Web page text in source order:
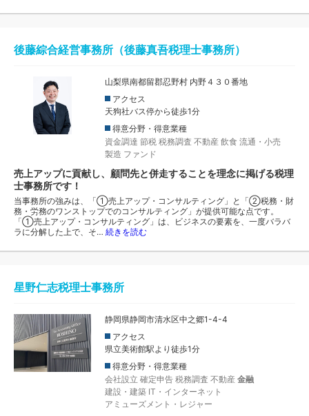
後藤綜合経営事務所（後藤真吾税理士事務所）
山梨県南都留郡忍野村 内野４３０番地
アクセス
天狗社バス停から徒歩1分
得意分野・得意業種
資金調達 節税 税務調査 不動産 飲食 流通・小売
製造 ファンド
売上アップに貢献し、顧問先と併走することを理念に掲げる税理
士事務所です！
当事務所の強みは、「①売上アップ・コンサルティング」と「②税務・財
務・労務のワンストップでのコンサルティング」が提供可能な点です。
「①売上アップ・コンサルティング」は、ビジネスの要素を、一度バラバ
ラに分解した上で、そ… 続きを読む
星野仁志税理士事務所
静岡県静岡市清水区中之郷1-4-4
アクセス
県立美術館駅より徒歩1分
得意分野・得意業種
会社設立 確定申告 税務調査 不動産 金融
建設・建築 IT・インターネット
アミューズメント・レジャー